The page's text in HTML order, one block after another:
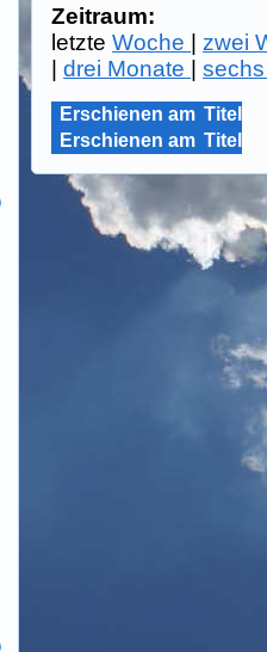
Zeitraum:
letzteWoche
zwei
|drei Monate |
Erschienen am Titel
Erschienen am Titel